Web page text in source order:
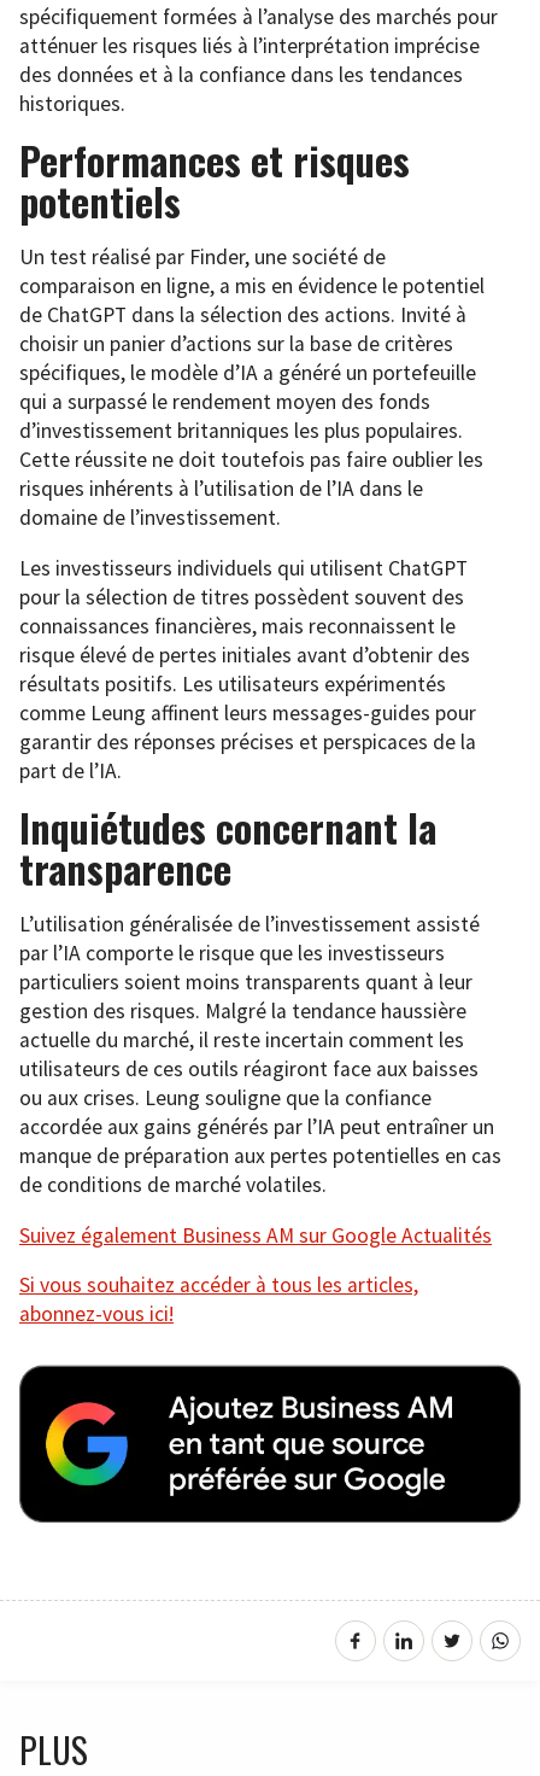
spécifiquement formées à l’analyse des marchés pour
atténuer les risques liés à l’interprétation imprécise
des données et à la confiance dans les tendances
historiques.
Performances et risques
potentiels
Un test réalisé par Finder, une société de
comparaison en ligne, a mis en évidence le potentiel
de ChatGPT dans la sélection des actions. Invité à
choisir un panier d’actions sur la base de critères
spécifiques, le modèle d’IA a généré un portefeuille
qui a surpassé le rendement moyen des fonds
d’investissement britanniques les plus populaires.
Cette réussite ne doit toutefois pas faire oublier les
risques inhérents à l’utilisation de l’IA dans le
domaine de l’investissement.
Les investisseurs individuels qui utilisent ChatGPT
pour la sélection de titres possèdent souvent des
connaissances financières, mais reconnaissent le
risque élevé de pertes initiales avant d’obtenir des
résultats positifs. Les utilisateurs expérimentés
comme Leung affinent leurs messages-guides pour
garantir des réponses précises et perspicaces de la
part de l’IA.
Inquiétudes concernant la
transparence
L’utilisation généralisée de l’investissement assisté
par l’IA comporte le risque que les investisseurs
particuliers soient moins transparents quant à leur
gestion des risques. Malgré la tendance haussière
actuelle du marché, il reste incertain comment les
utilisateurs de ces outils réagiront face aux baisses
ou aux crises. Leung souligne que la confiance
accordée aux gains générés par l’IA peut entraîner un
manque de préparation aux pertes potentielles en cas
de conditions de marché volatiles.
Suivez également Business AM sur Google Actualités
Si vous souhaitez accéder à tous les articles,
abonnez-vous ici!
PLUS